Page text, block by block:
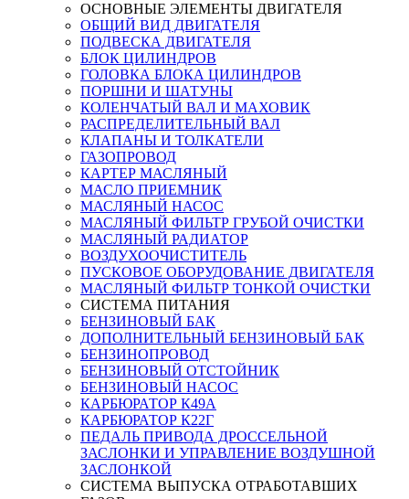
ОСНОВНЫЕ ЭЛЕМЕНТЫ ДВИГАТЕЛЯ
ОБЩИЙ ВИД ДВИГАТЕЛЯ
ПОДВЕСКА ДВИГАТЕЛЯ
БЛОК ЦИЛИНДРОВ
ГОЛОВКА БЛОКА ЦИЛИНДРОВ
ПОРШНИ И ШАТУНЫ
КОЛЕНЧАТЫЙ ВАЛ И МАХОВИК
РАСПРЕДЕЛИТЕЛЬНЫЙ ВАЛ
КЛАПАНЫ И ТОЛКАТЕЛИ
ГАЗОПРОВОД
КАРТЕР МАСЛЯНЫЙ
МАСЛО ПРИЕМНИК
МАСЛЯНЫЙ НАСОС
МАСЛЯНЫЙ ФИЛЬТР ГРУБОЙ ОЧИСТКИ
МАСЛЯНЫЙ РАДИАТОР
ВОЗДУХООЧИСТИТЕЛЬ
ПУСКОВОЕ ОБОРУДОВАНИЕ ДВИГАТЕЛЯ
МАСЛЯНЫЙ ФИЛЬТР ТОНКОЙ ОЧИСТКИ
СИСТЕМА ПИТАНИЯ
БЕНЗИНОВЫЙ БАК
ДОПОЛНИТЕЛЬНЫЙ БЕНЗИНОВЫЙ БАК
БЕНЗИНОПРОВОД
БЕНЗИНОВЫЙ ОТСТОЙНИК
БЕНЗИНОВЫЙ НАСОС
КАРБЮРАТОР К49А
КАРБЮРАТОР К22Г
ПЕДАЛЬ ПРИВОДА ДРОССЕЛЬНОЙ
ЗАСЛОНКИ И УПРАВЛЕНИЕ ВОЗДУШНОЙ
ЗАСЛОНКОЙ
СИСТЕМА ВЫПУСКА ОТРАБОТАВШИХ